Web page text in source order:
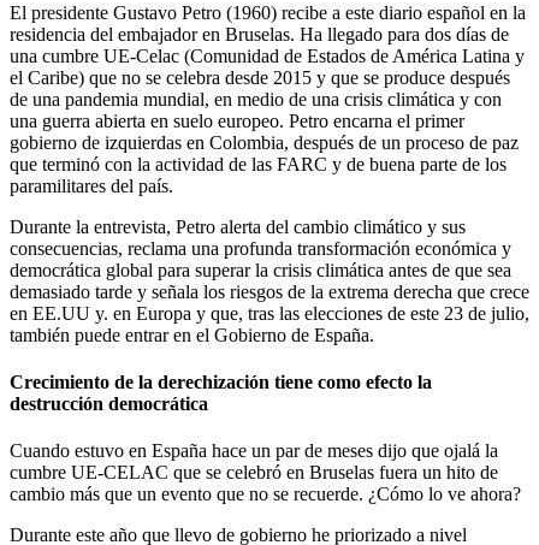
El presidente Gustavo Petro (1960) recibe a este diario español en la
residencia del embajador en Bruselas. Ha llegado para dos días de
una cumbre UE-Celac (Comunidad de Estados de América Latina y
el Caribe) que no se celebra desde 2015 y que se produce después
de una pandemia mundial, en medio de una crisis climática y con
una guerra abierta en suelo europeo. Petro encarna el primer
gobierno de izquierdas en Colombia, después de un proceso de paz
que terminó con la actividad de las FARC y de buena parte de los
paramilitares del país.
Durante la entrevista, Petro alerta del cambio climático y sus
consecuencias, reclama una profunda transformación económica y
democrática global para superar la crisis climática antes de que sea
demasiado tarde y señala los riesgos de la extrema derecha que crece
en EE.UU y. en Europa y que, tras las elecciones de este 23 de julio,
también puede entrar en el Gobierno de España.
Crecimiento de la derechización tiene como efecto la
destrucción democrática
Cuando estuvo en España hace un par de meses dijo que ojalá la
cumbre UE-CELAC que se celebró en Bruselas fuera un hito de
cambio más que un evento que no se recuerde. ¿Cómo lo ve ahora?
Durante este año que llevo de gobierno he priorizado a nivel